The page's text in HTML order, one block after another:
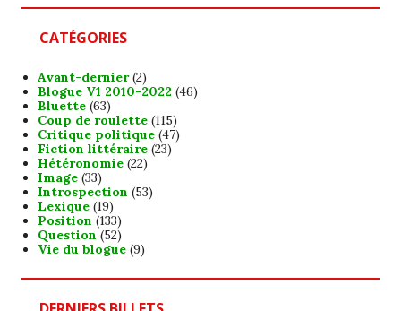
CATÉGORIES
Avant-dernier(2)
Blogue V1 2010-2022 (46)
Bluette(63)
Coup de roulette(115)
Critique politique(47)
Fiction littéraire(23)
Hétéronomie(22)
Image(33)
Introspection (53)
Lexique(19)
Position (133)
Question (52)
Vie du blogue(9)